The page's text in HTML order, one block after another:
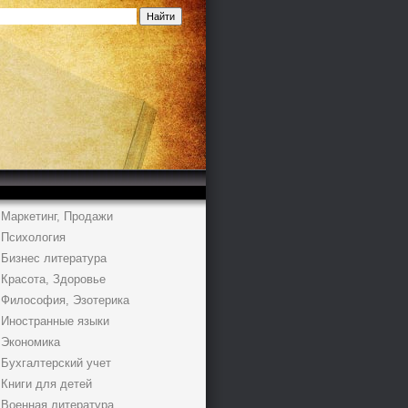
Маркетинг, Продажи
Психология
Бизнес литература
Красота, Здоровье
Философия, Эзотерика
Иностранные языки
Экономика
Бухгалтерский учет
Книги для детей
Военная литература